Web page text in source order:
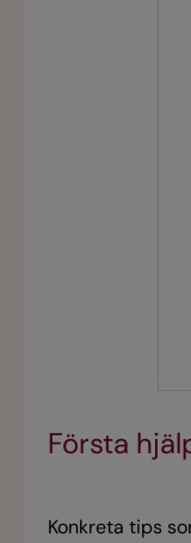
Första
Konkreta tips